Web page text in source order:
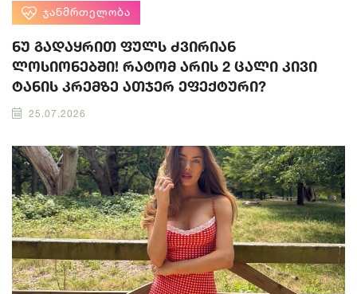
ᲯᲐᲜᲛᲠᲗᲔᲚᲝᲑᲐ
ნუ გადაყრით ფულს ძვირიან
ლოსიონებში! რატომ არის 2 ცალი კივი
ტანის კრემზე ათჯერ ეფექტური?
25.07.2026